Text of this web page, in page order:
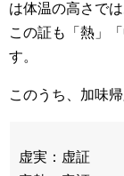
は体温の高さで
この証も「熱」
す。
このうち、加味帰
虚実：虚証